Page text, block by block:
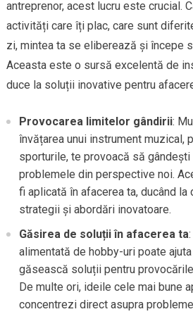
antreprenor, acest lucru este crucial.
activități care îți plac, care sunt
zi, mintea ta se eliberează și începe
Aceasta este o sursă excelentă de
duce la soluții inovative pentru
Provocarea limitelor gândirii:
învățarea unui instrument muzical,
sporturile, te provoacă să
problemele din perspective noi.
fi aplicată în afacerea ta, ducând la
strategii și abordări inovatoare.
Găsirea de soluții în afacerea ta
alimentată de hobby-uri poate
găsească soluții pentru
De multe ori, ideile cele mai bune
concentrezi direct asupra